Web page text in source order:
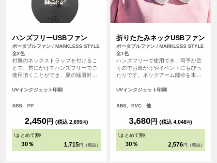
ハンズフリーUSBファン
ポータブルファン / MARKLESS STYLE
全2色
付属のネックストラップを付けるこ
とで、首にかけてハンズフリーでご
使用頂くことができ、夏の猛暑対策
デスクファンとしてもお使い頂ける
UVインクジェット印刷
ABS PP
2,450円 (税込 2,695円)
\まとめて割/
30％ 1,715 円（税込）
折りたたみネックUSBファン
ポータブルファン / MARKLESS STYLE
全1色
ハンズフリーで使用でき、両手が空
くのでお出かけやイベントにもぴっ
たりです。ネックアーム部分を本体
できるためいつでもコンパクトに持
量は弱・中・強の3段階から、シーン
本体・ケースともにフルカラー印刷
が可能なため、高級ノベルティや成
約特典はもちろん、オリジナルのイ
UVインクジェット印刷
ABS、PVC 他
3,680円 (税込 4,048円)
\まとめて割/
30％ 2,576 円（税込）